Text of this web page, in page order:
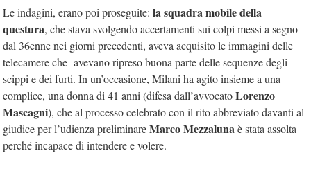
Le indagini, erano poi proseguite: la squadra mobile della
questura, che stava svolgendo accertamenti sui colpi messi a segno
dal 36enne nei giorni precedenti, aveva acquisito le immagini delle
telecamere che avevano ripreso buona parte delle sequenze degli
scippi e dei furti. In un’occasione, Milani ha agito insieme a una
complice, una donna di 41 anni (difesa dall’avvocatoLorenzo
Mascagni), che al processo celebrato con il rito abbreviato davanti al
giudice per l’udienza preliminareMarco Mezzalunaè stata assolta
perché incapace di intendere e volere.